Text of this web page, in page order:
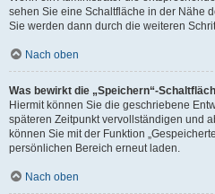
sehen Sie eine Schaltfläche in der Nähe
Sie werden dann durch die weiteren
Nach oben
Was bewirkt die „Speichern“-
Hiermit können Sie die geschriebene
späteren Zeitpunkt vervollständigen und
können Sie mit der Funktion
persönlichen Bereich erneut laden.
Nach oben